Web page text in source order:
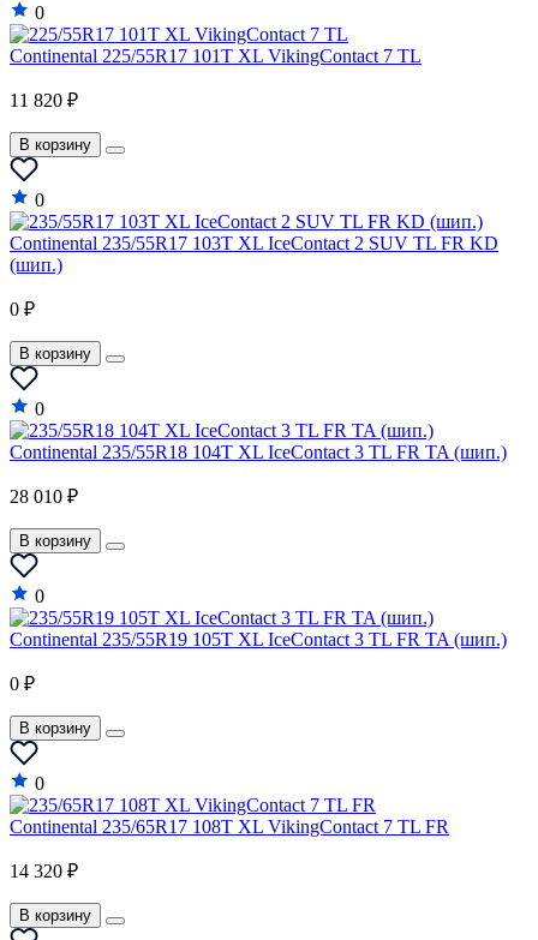
0
Continental 225/55R17 101T XL VikingContact 7 TL
11 820 ₽
В корзину
0
Continental 235/55R17 103T XL IceContact 2 SUV TL FR KD
(шип.)
0 ₽
В корзину
0
Continental 235/55R18 104T XL IceContact 3 TL FR TA (шип.)
28 010 ₽
В корзину
0
Continental 235/55R19 105T XL IceContact 3 TL FR TA (шип.)
0 ₽
В корзину
0
Continental 235/65R17 108T XL VikingContact 7 TL FR
14 320 ₽
В корзину